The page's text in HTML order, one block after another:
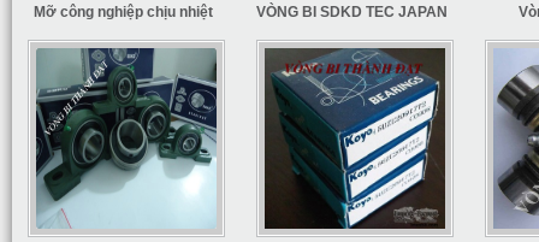
Mỡ công nghiệp chịu nhiệt VÒNG BI SDKD TEC JAPAN